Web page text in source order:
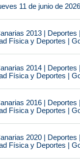
11 de junio de 2026
2013 |
Física y Deportes |
2014 |
Física y Deportes |
2016 |
Física y Deportes |
2020 |
Física y Deportes |